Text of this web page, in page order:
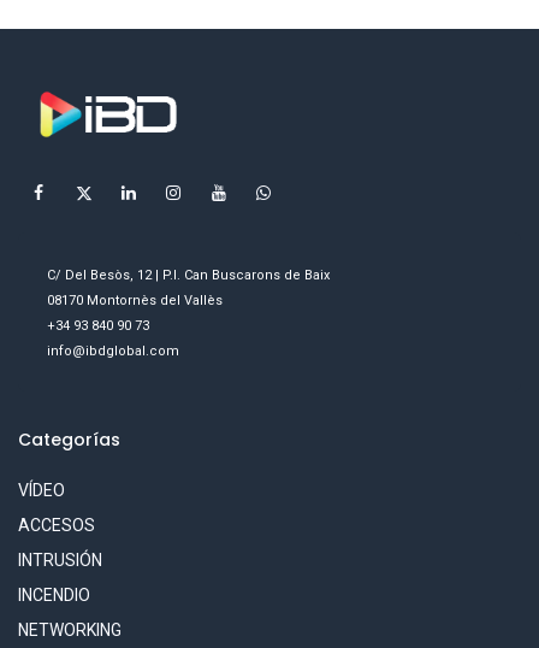
C/ Del Besòs, 12 | P.I. Can Buscarons de Baix
08170 Montornès del Vallès
+34 93 840 90 73
info@ibdglobal.com
Categorías
VÍDEO
ACCESOS
INTRUSIÓN
INCENDIO
NETWORKING